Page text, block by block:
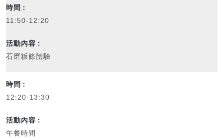
11:50-12:20
石磨粄條體驗
12:20-13:30
午餐時間